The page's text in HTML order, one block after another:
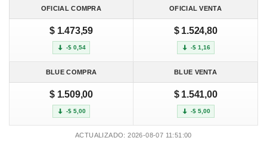
OFICIAL COMPRA OFICIAL VENTA
$ 1.473,59
-$ 0,54
$ 1.524,80
-$ 1,16
BLUE COMPRA BLUE VENTA
$ 1.509,00
-$ 5,00
$ 1.541,00
-$ 5,00
ACTUALIZADO: 2026-08-07 11:51:00